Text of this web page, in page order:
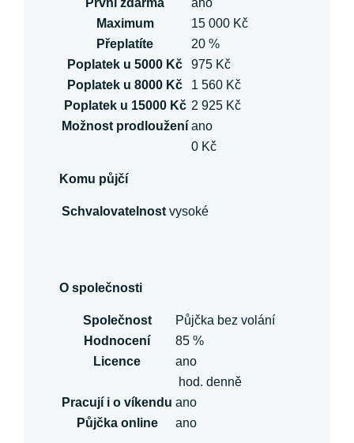
První zdarma
ano
Maximum
15 000 Kč
Přeplatíte
20 %
Poplatek u 5000 Kč
975 Kč
Poplatek u 8000 Kč
1 560 Kč
Poplatek u 15000 Kč 2 925 Kč
Možnost prodloužení ano
0 Kč
Komu půjčí
Schvalovatelnost vysoké
O společnosti
Společnost
Půjčka bez volání
Hodnocení
85 %
Licence
ano
hod. denně
Pracují i o víkendu ano
Půjčka online
ano